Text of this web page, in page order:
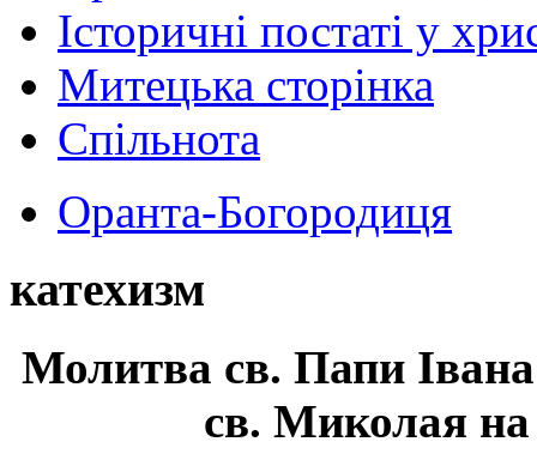
Історичні постаті у
Митецька сторінка
Спільнота
Оранта-Богородиця
катехизм
Молитва св. Папи
св. Миколая на